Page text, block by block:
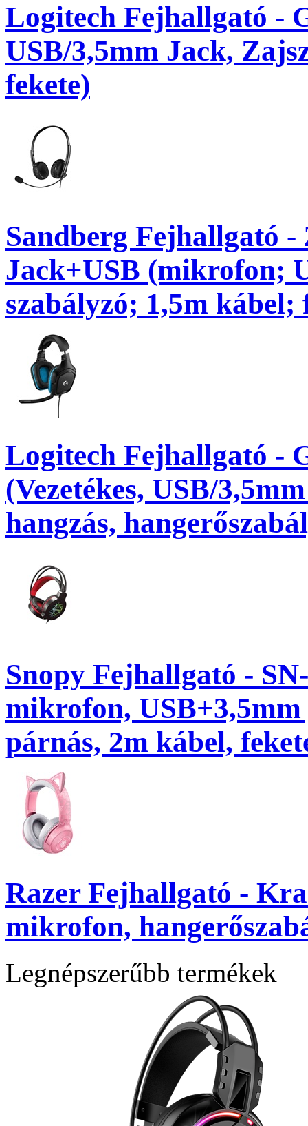
Logitech Fejhallgató -
USB/3,5mm Jack,
fekete)
Sandberg Fejhallgató -
Jack+USB (mikrofon;
szabályzó; 1,5m kábel;
Logitech Fejhallgató -
(Vezetékes, USB/
hangzás,
Snopy Fejhallgató -
mikrofon,
párnás, 2m kábel,
Razer Fejhallgató -
mikrofon,
Legnépszerűbb termékek